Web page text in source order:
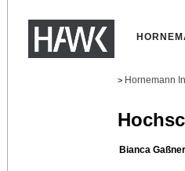
> Hornemann
Bianca